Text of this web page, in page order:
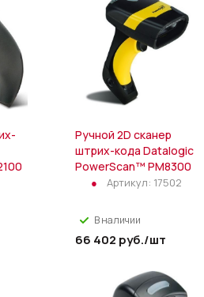
Ручной 2D сканер
штрих-кода Datalogic
PowerScan™ PM8300
Артикул: 17502
В наличии
66 402 руб./шт